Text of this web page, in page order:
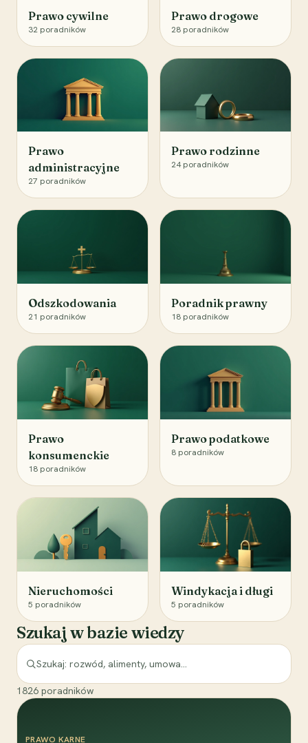
Prawo cywilne
32 poradników
Prawo drogowe
28 poradników
Prawo
administracyjne
27 poradników
Prawo rodzinne
24 poradników
Odszkodowania
21 poradników
Poradnik prawny
18 poradników
Prawo
konsumenckie
18 poradników
Prawo podatkowe
8 poradników
Nieruchomości
5 poradników
Windykacja i długi
5 poradników
Szukaj w bazie wiedzy
1826 poradników
PRAWO KARNE